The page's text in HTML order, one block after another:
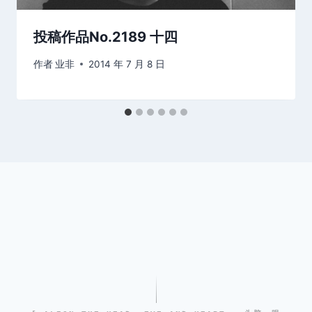
投稿作品No.2189 十四
作者 业非 2014 年 7 月 8 日